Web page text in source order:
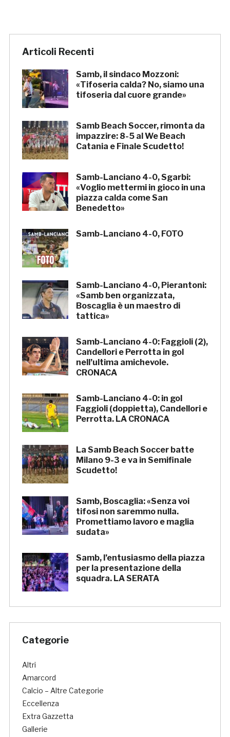
Articoli Recenti
Samb, il sindaco Mozzoni:
«Tifoseria calda? No, siamo una
tifoseria dal cuore grande»
Samb Beach Soccer, rimonta da
impazzire: 8-5 al We Beach
Catania e Finale Scudetto!
Samb-Lanciano 4-0, Sgarbi:
«Voglio mettermi in gioco in una
piazza calda come San
Benedetto»
Samb-Lanciano 4-0, FOTO
Samb-Lanciano 4-0, Pierantoni:
«Samb ben organizzata,
Boscaglia è un maestro di
tattica»
Samb-Lanciano 4-0: Faggioli (2),
Candellori e Perrotta in gol
nell’ultima amichevole.
CRONACA
Samb-Lanciano 4-0: in gol
Faggioli (doppietta), Candellori e
Perrotta. LA CRONACA
La Samb Beach Soccer batte
Milano 9-3 e va in Semifinale
Scudetto!
Samb, Boscaglia: «Senza voi
tifosi non saremmo nulla.
Promettiamo lavoro e maglia
sudata»
Samb, l’entusiasmo della piazza
per la presentazione della
squadra. LA SERATA
Categorie
Altri
Amarcord
Calcio – Altre Categorie
Eccellenza
Extra Gazzetta
Gallerie